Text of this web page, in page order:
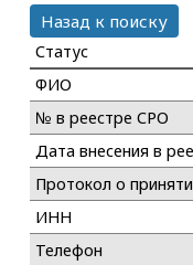
Назад к поиску
Статус
ФИО
№ в реестре СРО
Дата внесения в
Протокол о
ИНН
Телефон